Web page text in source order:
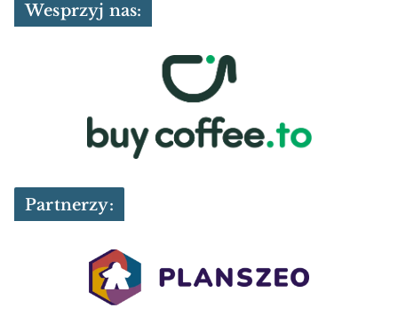
Wesprzyj nas:
Partnerzy: